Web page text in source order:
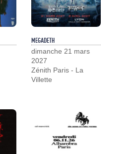
MEGADETH
dimanche 21 mars
2027
Zénith Paris - La
Villette